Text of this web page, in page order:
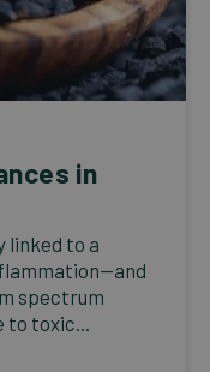
in
linked to a
spectrum
toxic...